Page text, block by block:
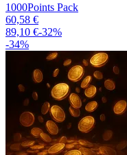
1000Points Pack
60,58 €
89,10 €-32%
-34%